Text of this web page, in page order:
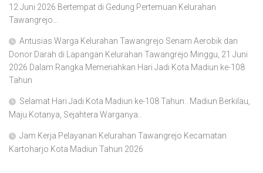
12 Juni 2026 Bertempat di Gedung Pertemuan Kelurahan
Tawangrejo…
Antusias Warga Kelurahan Tawangrejo Senam Aerobik dan
Donor Darah di Lapangan Kelurahan Tawangrejo Minggu, 21 Juni
2026 Dalam Rangka Memeriahkan Hari Jadi Kota Madiun ke-108
Tahun
Selamat Hari Jadi Kota Madiun ke-108 Tahun.. Madiun Berkilau,
Maju Kotanya, Sejahtera Warganya..
Jam Kerja Pelayanan Kelurahan Tawangrejo Kecamatan
Kartoharjo Kota Madiun Tahun 2026